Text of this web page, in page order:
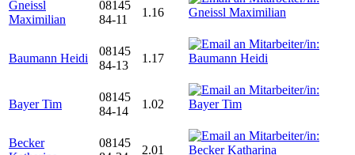
Gneissl
Maximilian
08145
84-11
1.16
Baumann Heidi
08145
84-13
1.17
Bayer Tim
08145
84-14
1.02
Becker
08145
2.01